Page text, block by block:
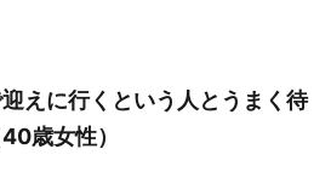
えに行くという人とうまく待
歳女性）